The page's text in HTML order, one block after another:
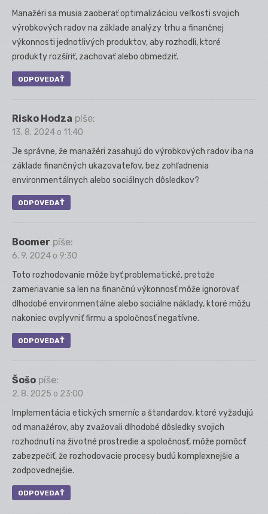
Manažéri sa musia zaoberať optimalizáciou veľkosti svojich
výrobkových radov na základe analýzy trhu a finančnej
výkonnosti jednotlivých produktov, aby rozhodli, ktoré
produkty rozšíriť, zachovať alebo obmedziť.
ODPOVEDAŤ
Risko Hodza píše:
13. 8. 2024 o 11:40
Je správne, že manažéri zasahujú do výrobkových radov iba na
základe finančných ukazovateľov, bez zohľadnenia
environmentálnych alebo sociálnych dôsledkov?
ODPOVEDAŤ
Boomer píše:
6. 9. 2024 o 9:30
Toto rozhodovanie môže byť problematické, pretože
zameriavanie sa len na finančnú výkonnosť môže ignorovať
dlhodobé environmentálne alebo sociálne náklady, ktoré môžu
nakoniec ovplyvniť firmu a spoločnosť negatívne.
ODPOVEDAŤ
Šošo píše:
2. 8. 2025 o 23:00
Implementácia etických smerníc a štandardov, ktoré vyžadujú
od manažérov, aby zvažovali dlhodobé dôsledky svojich
rozhodnutí na životné prostredie a spoločnosť, môže pomôcť
zabezpečiť, že rozhodovacie procesy budú komplexnejšie a
zodpovednejšie.
ODPOVEDAŤ